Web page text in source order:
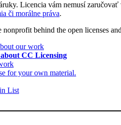
Licencia vám nemusí
či morálne práva.
nonprofit behind the open licenses
our work
CC Licensing
for your own material.
List